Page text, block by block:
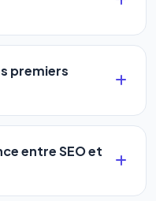
a été conçu pour
: artisans,
PME ou
de votre
le logiciel gère tout
premiers
une
en4 à 6
un marathon, pas
entre SEO et